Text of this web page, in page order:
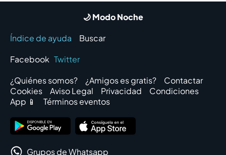
🌙 Modo Noche
Índice de ayuda
Buscar
Facebook Twitter
¿Quiénes somos?
¿Amigos es gratis?
Contactar
Cookies
Aviso Legal Privacidad
Condiciones
App 📱
Términos eventos
Grupos de Whatsapp